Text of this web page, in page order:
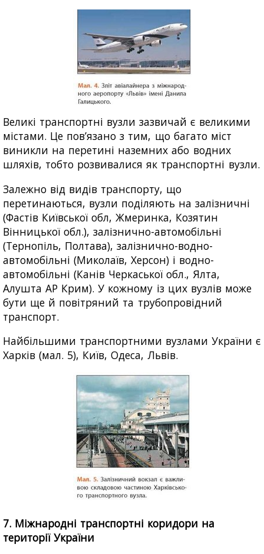
Великі транспортні вузли зазвичай є великими
містами. Це пов’язано з тим, що багато міст
виникли на перетині наземних або водних
шляхів, тобто розвивалися як транспортні вузли.
Залежно від видів транспорту, що
перетинаються, вузли поділяють на залізничні
(Фастів Київської обл, Жмеринка, Козятин
Вінницької обл.), залізнично-автомобільні
(Тернопіль, Полтава), залізнично-водно-
автомобільні (Миколаїв, Херсон) і водно-
автомобільні (Канів Черкаської обл., Ялта,
Алушта АР Крим). У кожному із цих вузлів може
бути ще й повітряний та трубопровідний
транспорт.
Найбільшими транспортними вузлами України є
Харків (мал. 5), Київ, Одеса, Львів.
7. Міжнародні транспортні коридори на
території України